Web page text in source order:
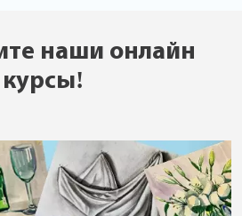
наши онлайн
курсы!